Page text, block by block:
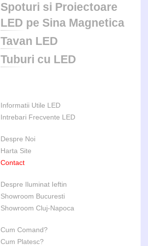
Spoturi si Proiectoare
LED pe Sina Magnetica
Tavan LED
Tuburi cu LED
Informatii Utile LED
Intrebari Frecvente LED
Despre Noi
Harta Site
Contact
Despre Iluminat Ieftin
Showroom Bucuresti
Showroom Cluj-Napoca
Cum Comand?
Cum Platesc?